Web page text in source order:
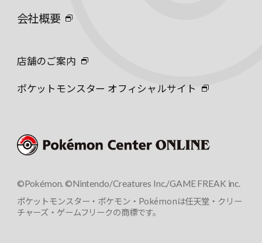
会社概要
店舗のご案内
ポケットモンスター オフィシャルサイト
©Pokémon. ©Nintendo/Creatures Inc./GAME FREAK inc.
ポケットモンスター・ポケモン・Pokémonは任天堂・クリー
チャーズ・ゲームフリークの商標です。